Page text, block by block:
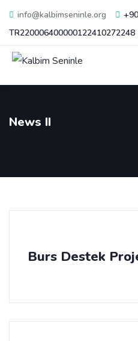
info@kalbimseninle.org
TR220006400000122410272248
News II
Burs Destek